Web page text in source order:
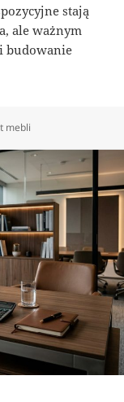
stają
ale ważnym
budowanie
mebli